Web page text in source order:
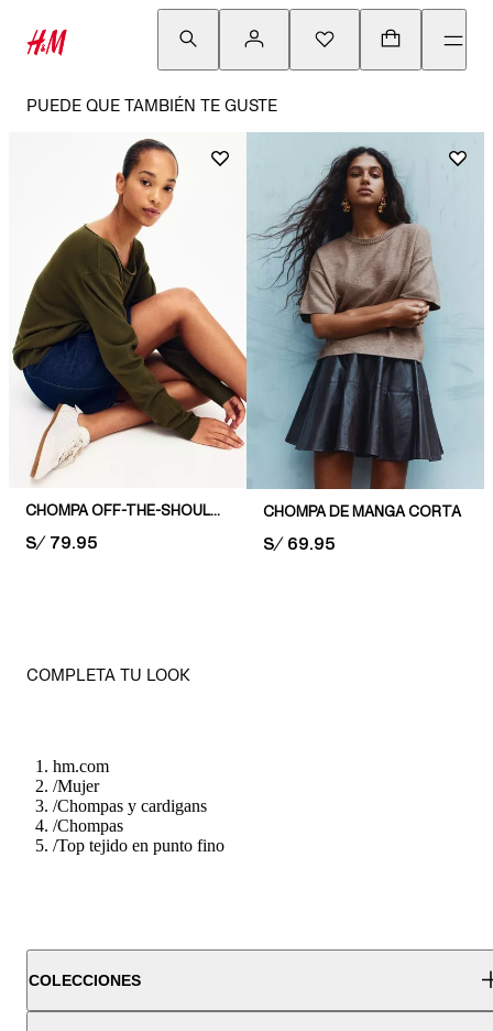
PUEDE QUE TAMBIÉN TE GUSTE
CHOMPA OFF-THE-SHOULDER
PRICE:
S/ 79.95
CHOMPA DE MANGA CORTA
PRICE:
S/ 69.95
COMPLETA TU LOOK
hm.com
/Mujer
/Chompas y cardigans
/Chompas
/Top tejido en punto fino
COLECCIONES